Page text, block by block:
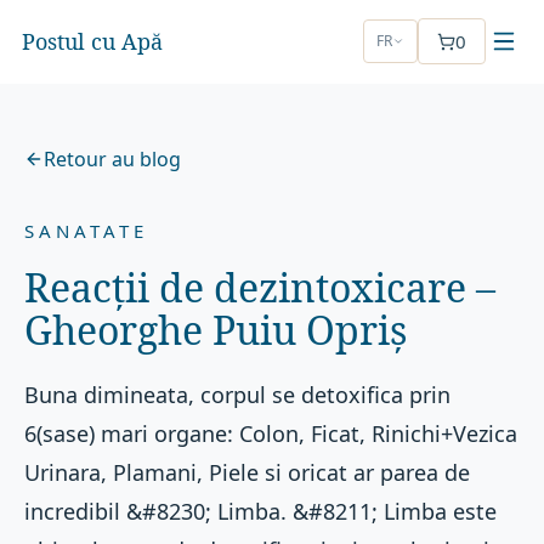
Postul cu Apă FR 0
Retour au blog
SANATATE
Reacții de dezintoxicare –
Gheorghe Puiu Opriș
Buna dimineata, corpul se detoxifica prin
6(sase) mari organe: Colon, Ficat, Rinichi+Vezica
Urinara, Plamani, Piele si oricat ar parea de
incredibil &#8230; Limba. &#8211; Limba este